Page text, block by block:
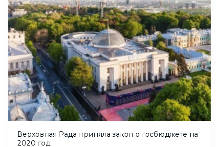
Верховная Рада приняла закон о госбюджете на
2020 год